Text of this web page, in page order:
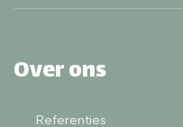
Over ons
Referenties